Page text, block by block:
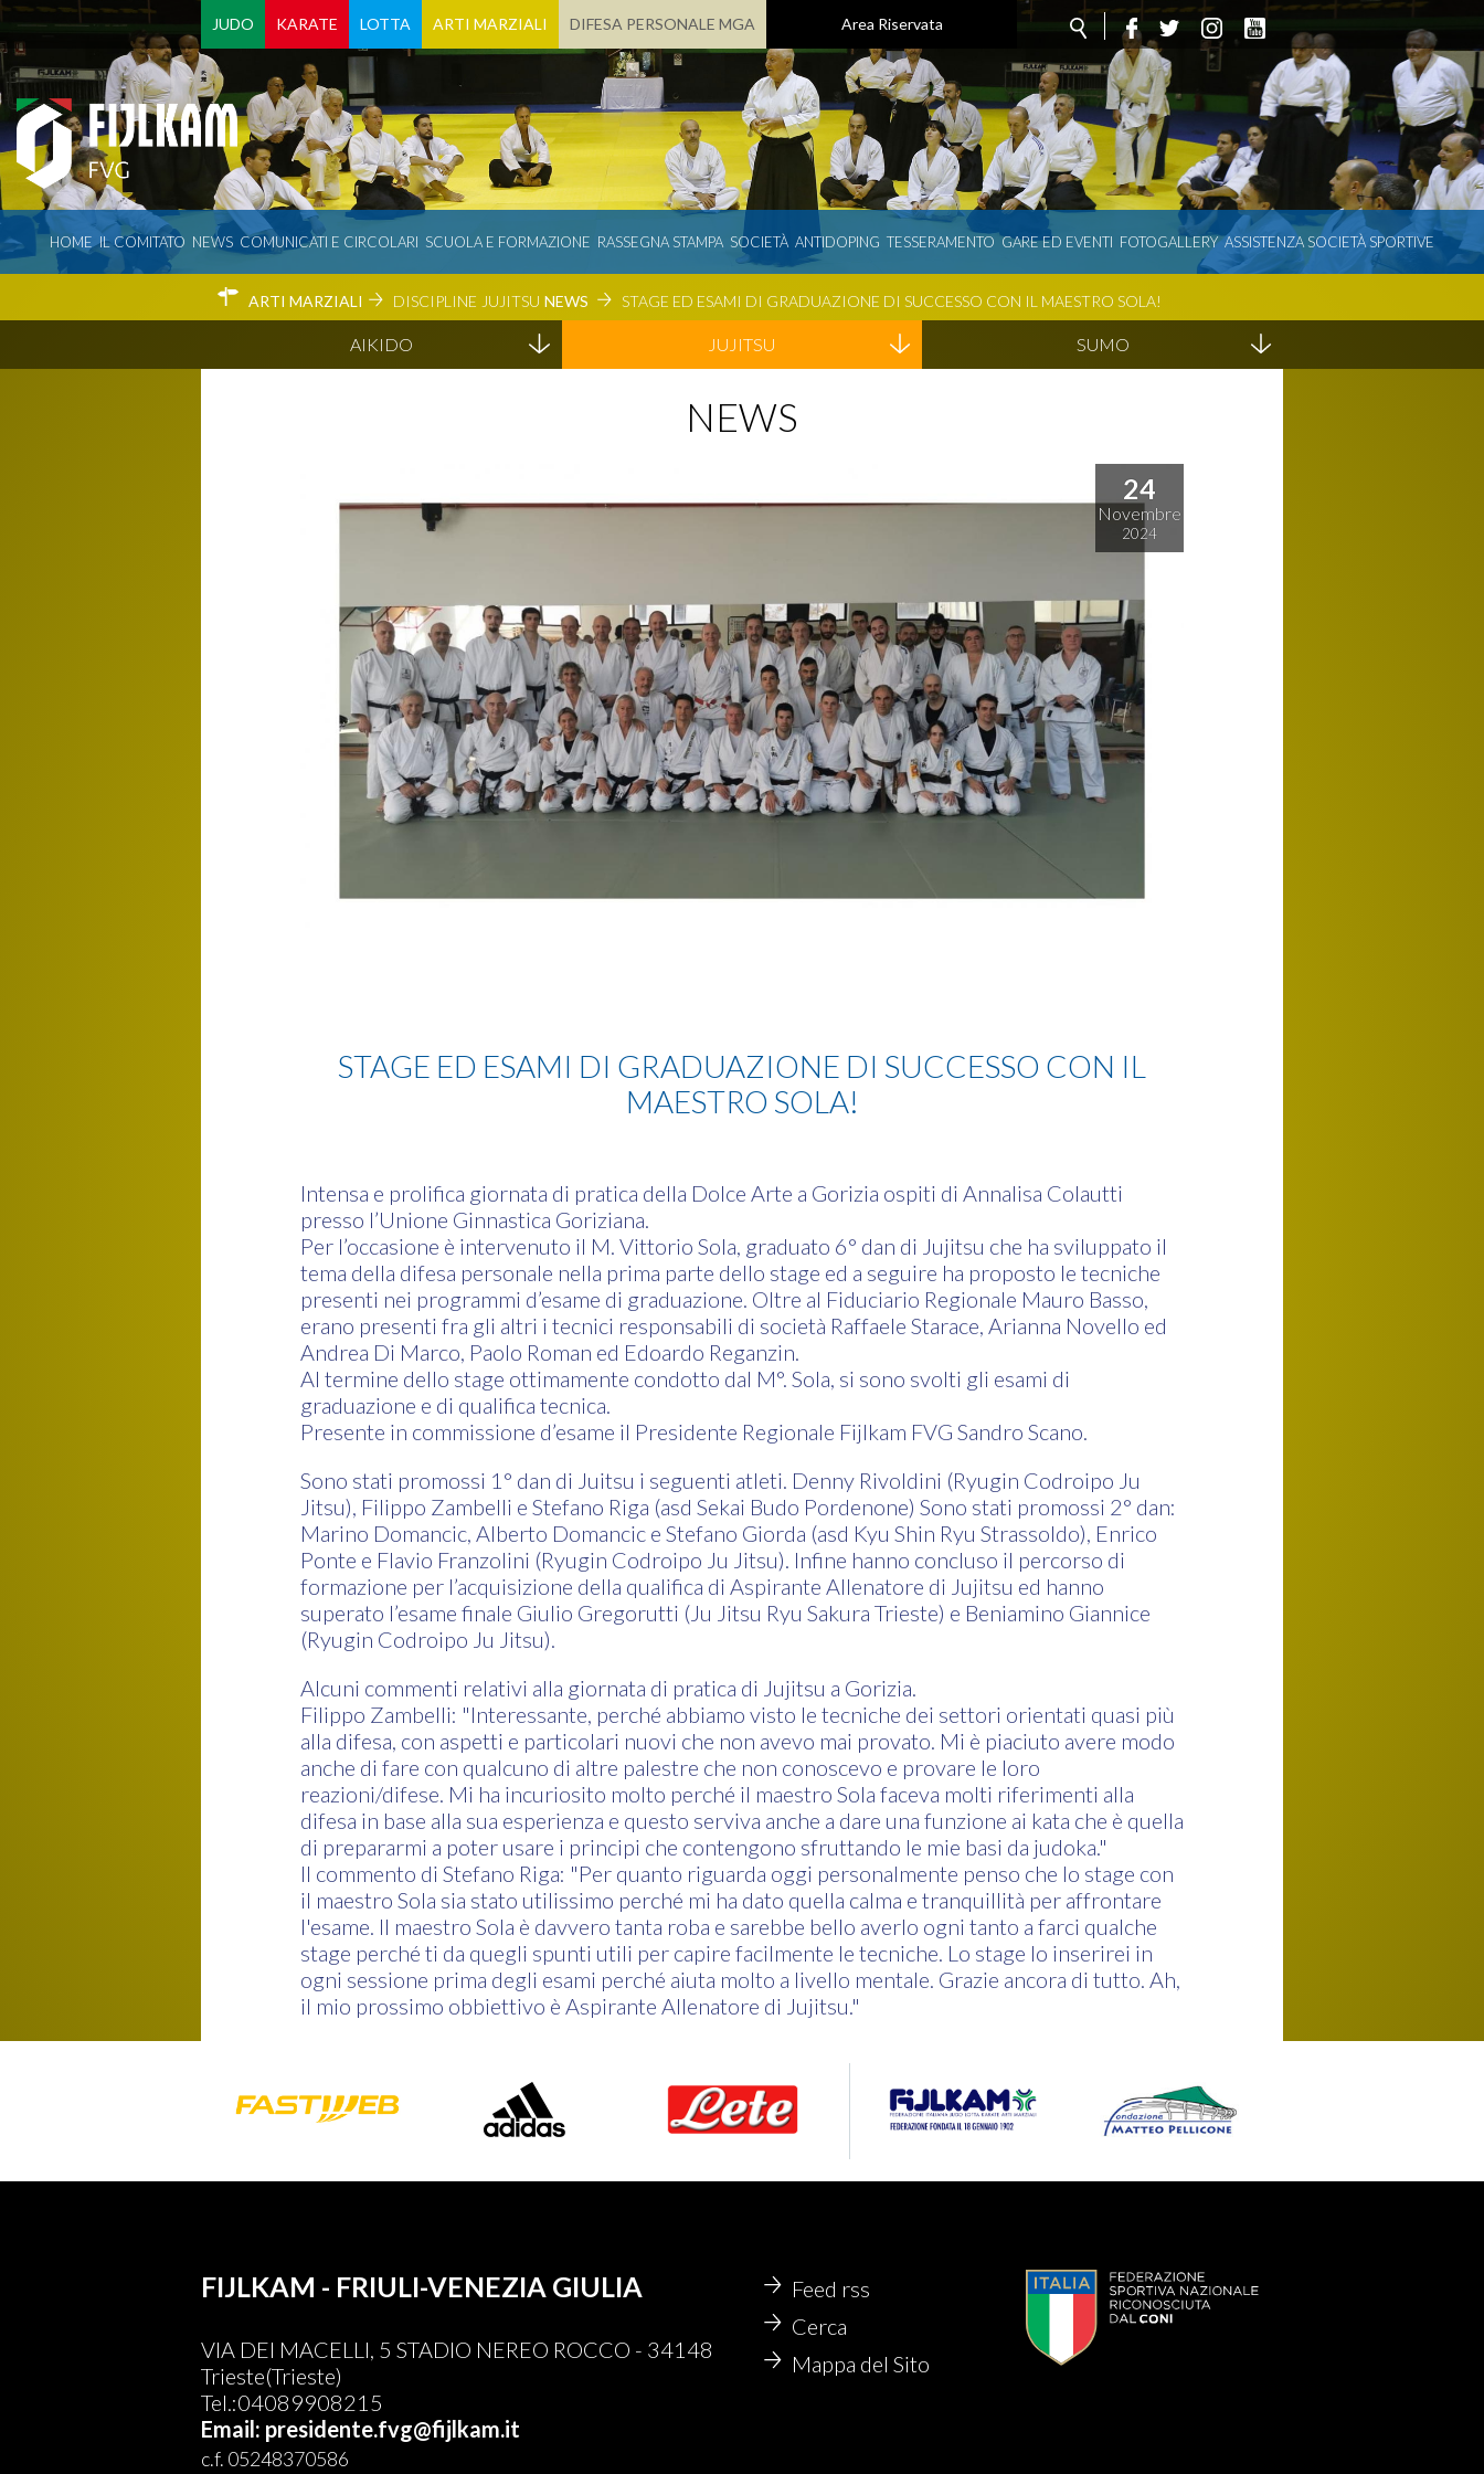
JUDO KARATE LOTTA ARTI MARZIALI DIFESA PERSONALE MGA Area Riservata
HOME IL COMITATO NEWS COMUNICATI E CIRCOLARI SCUOLA E FORMAZIONE RASSEGNA STAMPA SOCIETÀ ANTIDOPING TESSERAMENTO GARE ED EVENTI FOTOGALLERY ASSISTENZA SOCIETÀ SPORTIVE
ARTI MARZIALI DISCIPLINE JUJITSU NEWS STAGE ED ESAMI DI GRADUAZIONE DI SUCCESSO CON IL MAESTRO SOLA!
AIKIDO JUJITSU SUMO
NEWS
24
Novembre
2024
STAGE ED ESAMI DI GRADUAZIONE DI SUCCESSO CON IL
MAESTRO SOLA!
Intensa e prolifica giornata di pratica della Dolce Arte a Gorizia ospiti di Annalisa Colautti
presso l’Unione Ginnastica Goriziana.
Per l’occasione è intervenuto il M. Vittorio Sola, graduato 6° dan di Jujitsu che ha sviluppato il
tema della difesa personale nella prima parte dello stage ed a seguire ha proposto le tecniche
presenti nei programmi d’esame di graduazione. Oltre al Fiduciario Regionale Mauro Basso,
erano presenti fra gli altri i tecnici responsabili di società Raffaele Starace, Arianna Novello ed
Andrea Di Marco, Paolo Roman ed Edoardo Reganzin.
Al termine dello stage ottimamente condotto dal M°. Sola, si sono svolti gli esami di
graduazione e di qualifica tecnica.
Presente in commissione d’esame il Presidente Regionale Fijlkam FVG Sandro Scano.
Sono stati promossi 1° dan di Juitsu i seguenti atleti. Denny Rivoldini (Ryugin Codroipo Ju
Jitsu), Filippo Zambelli e Stefano Riga (asd Sekai Budo Pordenone) Sono stati promossi 2° dan:
Marino Domancic, Alberto Domancic e Stefano Giorda (asd Kyu Shin Ryu Strassoldo), Enrico
Ponte e Flavio Franzolini (Ryugin Codroipo Ju Jitsu). Infine hanno concluso il percorso di
formazione per l’acquisizione della qualifica di Aspirante Allenatore di Jujitsu ed hanno
superato l’esame finale Giulio Gregorutti (Ju Jitsu Ryu Sakura Trieste) e Beniamino Giannice
(Ryugin Codroipo Ju Jitsu).
Alcuni commenti relativi alla giornata di pratica di Jujitsu a Gorizia.
Filippo Zambelli: "Interessante, perché abbiamo visto le tecniche dei settori orientati quasi più
alla difesa, con aspetti e particolari nuovi che non avevo mai provato. Mi è piaciuto avere modo
anche di fare con qualcuno di altre palestre che non conoscevo e provare le loro
reazioni/difese. Mi ha incuriosito molto perché il maestro Sola faceva molti riferimenti alla
difesa in base alla sua esperienza e questo serviva anche a dare una funzione ai kata che è quella
di prepararmi a poter usare i principi che contengono sfruttando le mie basi da judoka."
Il commento di Stefano Riga: "Per quanto riguarda oggi personalmente penso che lo stage con
il maestro Sola sia stato utilissimo perché mi ha dato quella calma e tranquillità per affrontare
l'esame. Il maestro Sola è davvero tanta roba e sarebbe bello averlo ogni tanto a farci qualche
stage perché ti da quegli spunti utili per capire facilmente le tecniche. Lo stage lo inserirei in
ogni sessione prima degli esami perché aiuta molto a livello mentale. Grazie ancora di tutto. Ah,
il mio prossimo obbiettivo è Aspirante Allenatore di Jujitsu."
FIJLKAM - FRIULI-VENEZIA GIULIA
VIA DEI MACELLI, 5 STADIO NEREO ROCCO - 34148
Trieste(Trieste)
Tel.:04089908215
Email: presidente.fvg@fijlkam.it
c.f. 05248370586
Feed rss
Cerca
Mappa del Sito